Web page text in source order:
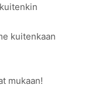
kuitenkaan
mukaan!